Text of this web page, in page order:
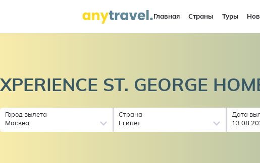
Главная Страны Туры
XPERIENCE ST. GEORGE
Город вылета
Москва
Страна
Египет
Дата